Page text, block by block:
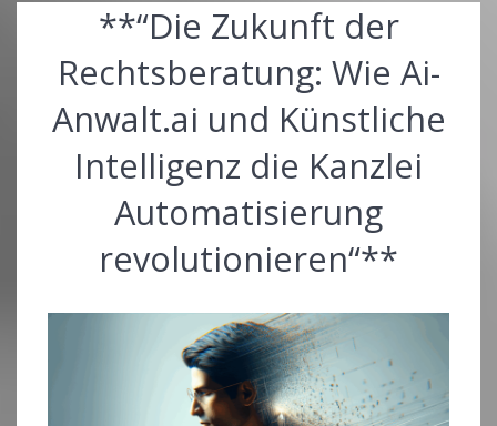
**“Die Zukunft der
Rechtsberatung: Wie Ai-
Anwalt.ai und Künstliche
Intelligenz die Kanzlei
Automatisierung
revolutionieren“**